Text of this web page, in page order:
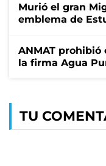
Murió el gran
emblema de
ANMAT
la firma Agua
TU